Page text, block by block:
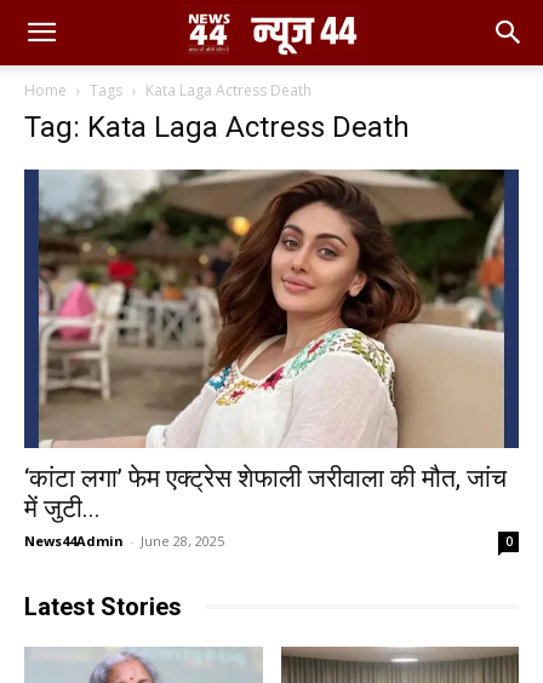
Home Tags Kata Laga Actress Death
Tag: Kata Laga Actress Death
‘कांटा लगा’ फेम एक्ट्रेस शेफाली जरीवाला की मौत, जांच
में जुटी...
News44Admin - June 28, 2025 0
Latest Stories